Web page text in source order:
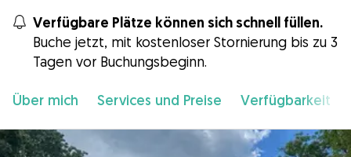
Verfügbare Plätze können sich schnell füllen.
Buche jetzt, mit kostenloser Stornierung bis zu 3
Tagen vor Buchungsbeginn.
Über mich Services und Preise Verfügbarkeit